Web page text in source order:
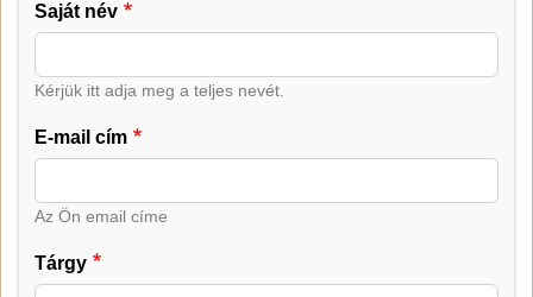
Saját név
Kérjük itt adja meg a teljes nevét.
E-mail cím
Az Ön email címe
Tárgy